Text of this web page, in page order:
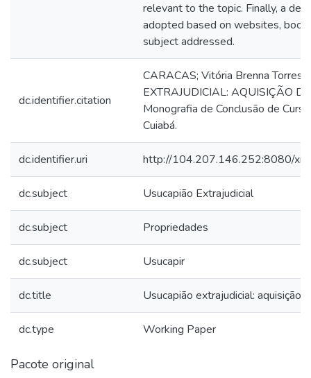
relevant to the topic. Finally, a
adopted based on websites,
subject addressed.
dc.identifier.citation
CARACAS; Vitória Brenna Torres
EXTRAJUDICIAL: AQUISIÇÃO
Monografia de Conclusão de
Cuiabá.
dc.identifier.uri http://104.207.146.252:8080/
dc.subject Usucapião Extrajudicial
dc.subject Propriedades
dc.subject Usucapir
dc.title Usucapião extrajudicial: aquisição
dc.type Working Paper
Pacote original